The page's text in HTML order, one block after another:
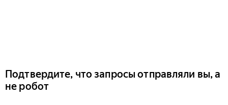
Подтвердите, что запросы отправляли вы, а
не робот